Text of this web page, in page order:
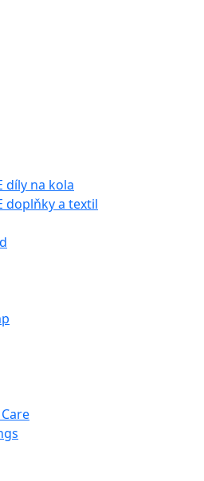
díly na kola
doplňky a textil